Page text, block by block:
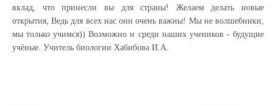
вклад, что принесли вы для страны! Желаем делать новые
открытия, Ведь для всех нас они очень важны! Мы не волшебники,
мы только учимся)) Возможно и среди наших учеников - будущие
учёные. Учитель биологии Хабибова И.А.